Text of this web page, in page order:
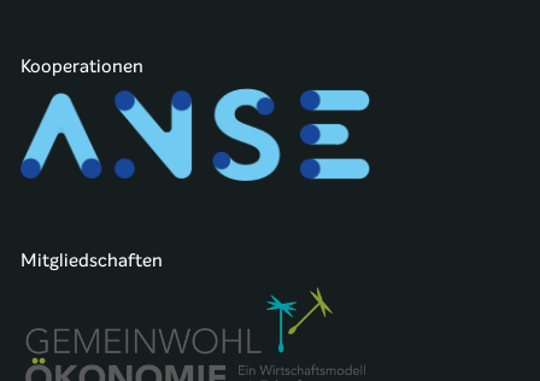
Kooperationen
Mitgliedschaften